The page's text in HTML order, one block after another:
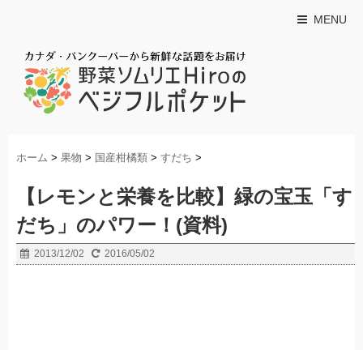
MENU
ホーム > 果物 > 国産柑橘類 > すだち >
【レモンと栄養を比較】緑の宝玉「す
だち」のパワー！(資料)
2013/12/02 2016/05/02